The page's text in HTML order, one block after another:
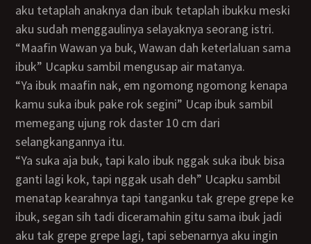
aku tetaplah anaknya dan ibuk tetaplah ibukku meski
aku sudah menggaulinya selayaknya seorang istri.
“Maafin Wawan ya buk, Wawan dah keterlaluan sama
ibuk” Ucapku sambil mengusap air matanya.
“Ya ibuk maafin nak, em ngomong ngomong kenapa
kamu suka ibuk pake rok segini” Ucap ibuk sambil
memegang ujung rok daster 10 cm dari
selangkangannya itu.
“Ya suka aja buk, tapi kalo ibuk nggak suka ibuk bisa
ganti lagi kok, tapi nggak usah deh” Ucapku sambil
menatap kearahnya tapi tanganku tak grepe grepe ke
ibuk, segan sih tadi diceramahin gitu sama ibuk jadi
aku tak grepe grepe lagi, tapi sebenarnya aku ingin